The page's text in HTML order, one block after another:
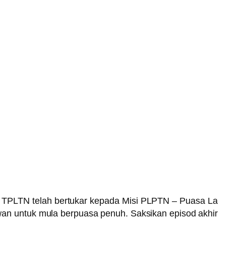
telah bertukar kepada Misi PLPTN – Puasa La
untuk mula berpuasa penuh. Saksikan episod akhir